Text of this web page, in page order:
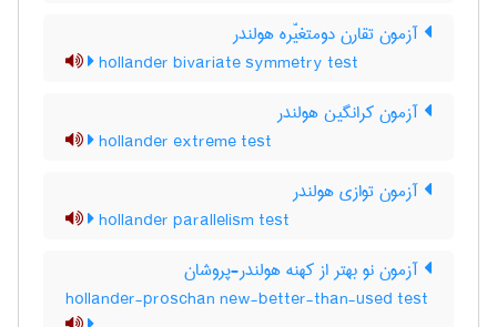
آزمون تقارن دومتغیّره هولندر
hollander bivariate symmetry test
آزمون کرانگین هولندر
hollander extreme test
آزمون توازی هولندر
hollander parallelism test
آزمون نو بهتر از کهنه هولندر-پروشان
hollander-proschan new-better-than-used test